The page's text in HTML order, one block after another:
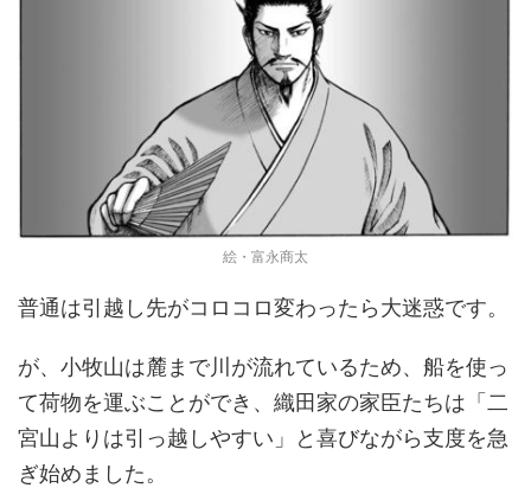
絵・富永商太
普通は引越し先がコロコロ変わったら大迷惑です。
が、小牧山は麓まで川が流れているため、船を使っ
て荷物を運ぶことができ、織田家の家臣たちは「二
宮山よりは引っ越しやすい」と喜びながら支度を急
ぎ始めました。